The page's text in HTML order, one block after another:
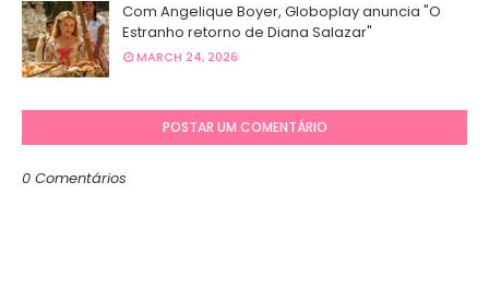
Com Angelique Boyer, Globoplay anuncia "O
Estranho retorno de Diana Salazar"
MARCH 24, 2026
POSTAR UM COMENTÁRIO
0 Comentários